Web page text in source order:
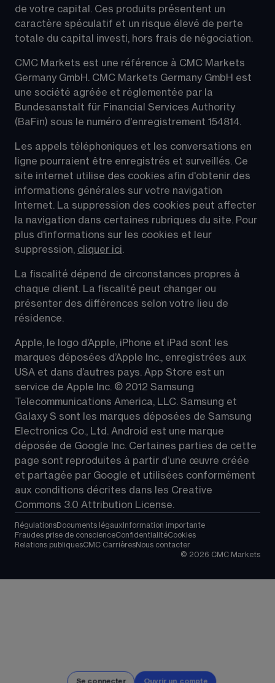
Se connecter Ouvrir un compte
de votre capital. Ces produits présentent un
caractère spéculatif et un risque élevé de perte
totale du capital investi, hors frais de négociation.
CMC Markets est une référence à CMC Markets
Germany GmbH. CMC Markets Germany GmbH est
une société agréée et réglementée par la
Bundesanstalt für Financial Services Authority
(BaFin) sous le numéro d'enregistrement 154814.
Les appels téléphoniques et les conversations en
ligne pourraient être enregistrés et surveillés. Ce
site internet utilise des cookies afin d'obtenir des
informations générales sur votre navigation
Internet. La suppression des cookies peut affecter
la navigation dans certaines rubriques du site. Pour
plus d'informations sur les cookies et leur
suppression, cliquer ici.
La fiscalité dépend de circonstances propres à
chaque client. La fiscalité peut changer ou
présenter des différences selon votre lieu de
résidence.
Apple, le logo d’Apple, iPhone et iPad sont les
marques déposées d’Apple Inc., enregistrées aux
USA et dans d’autres pays. App Store est un
service de Apple Inc. © 2012 Samsung
Telecommunications America, LLC. Samsung et
Galaxy S sont les marques déposées de Samsung
Electronics Co., Ltd. Android est une marque
déposée de Google Inc. Certaines parties de cette
page sont reproduites à partir d’une œuvre créée
et partagée par Google et utilisées conformément
aux conditions décrites dans les Creative
Commons 3.0 Attribution License.
RégulationsDocuments légaux Information importante
Fraudes prise de conscienceConfidentialitéCookies
Relations publiquesCMC CarrièresNous contacter
© 2026 CMC Markets